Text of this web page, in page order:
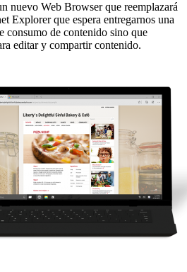
nuevo Web Browser que reemplazará
Explorer que espera entregarnos una
consumo de contenido sino que
editar y compartir contenido.